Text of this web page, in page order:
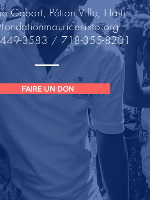
Gabart, Pétion Ville, Haïti
3583 / 718-355-8201
FAIRE UN DON